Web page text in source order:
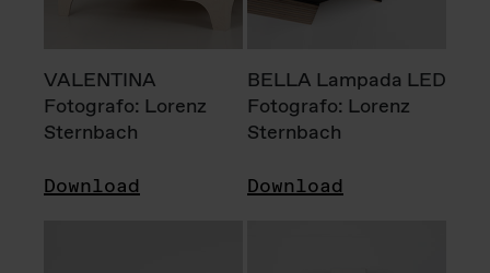
VALENTINA
Fotografo: Lorenz
Sternbach
Download
BELLA Lampada LED
Fotografo: Lorenz
Sternbach
Download